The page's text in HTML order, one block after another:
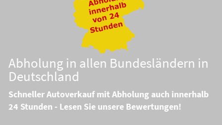
Abholung in allen Bundesländern in
Deutschland
Schneller Autoverkauf mit Abholung auch innerhalb
24 Stunden - Lesen Sie unsere Bewertungen!